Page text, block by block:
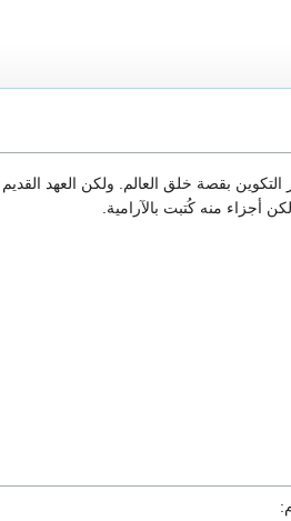
بقصة خلق العالم. ولكن العهد
أجزاء منه كُتبت بالآرامية.